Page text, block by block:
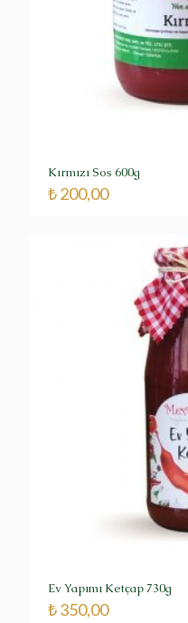
Kırmızı Sos 600g
₺200,00
Ev Yapımı Ketçap 730g
₺350,00